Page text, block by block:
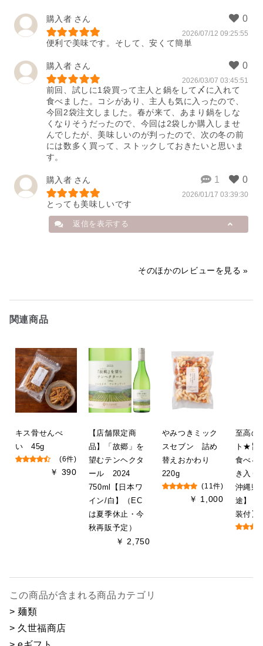
購入者
2026/07/12 09:25:55
便利で美味です。そして、安くて簡単
購入者
2026/03/07 03:45:51
前回、試しに1袋買って主人と鍋をして〆に入れて
食べました。コシがあり、主人も気に入ったので、
今回2袋注文しました。春が来て、あまり鍋をしな
くなりそうだったので、今回は2袋しか購入しませ
んでしたが、美味しいのが判ったので、次の冬の前
には数多く買って、ストックしておきたいと思いま
す。
購入者
2026/01/17 03:39:30
とっても美味しいです
返信を表示する
そのほかのレビューを見る
関連商品
キス骨せんべ
い 45g
(6件)
￥ 390
【店舗限定商
品】「故郷」を
望むテンヘクタ
ール 2024
750ml【日本ワ
イン/白】（EC
は夏季休止・今
秋再販予定）
￥ 2,750
やみつきミック
スセブン 詰め
替えおかわり
220g
(11件)
￥ 1,000
至高の
ト★旨
食べる
き入り
沖縄県
途】【
装付】
この商品が含まれる商品カテゴリ
> 麺類
> 久世福商店